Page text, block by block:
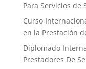
Para Servicios de
Curso
en la Prestación
Diplomado
Prestadores De